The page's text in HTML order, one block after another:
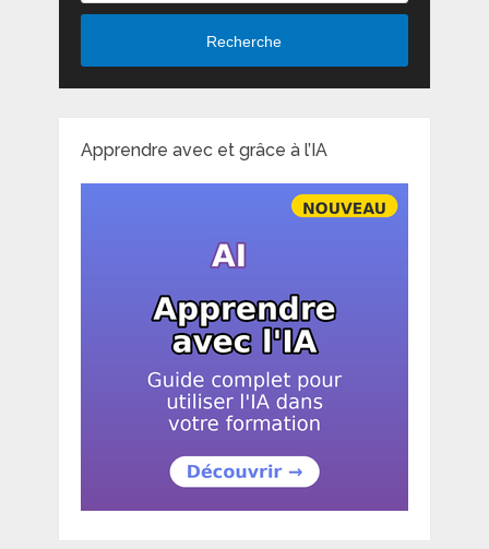
Recherche
Apprendre avec et grâce à l’IA